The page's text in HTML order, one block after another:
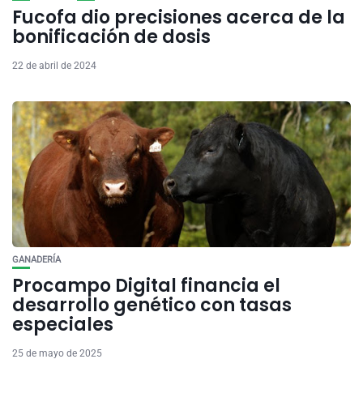
Fucofa dio precisiones acerca de la
bonificación de dosis
22 de abril de 2024
GANADERÍA
Procampo Digital financia el
desarrollo genético con tasas
especiales
25 de mayo de 2025